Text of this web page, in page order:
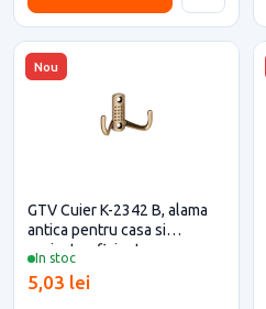
Nou
In stoc
GTV Cuier K-2342 B, alama
antica pentru casa si
proiecte eficiente
5,03 lei